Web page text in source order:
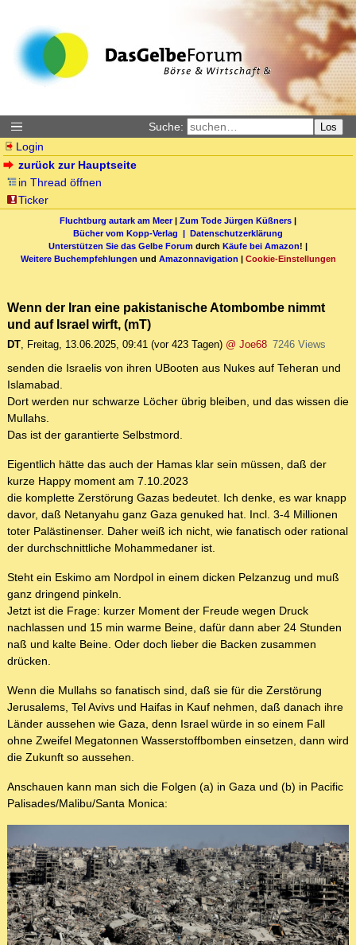
Suche: Los
Login
zurück zur Hauptseite
in Thread öffnen
Ticker
Fluchtburg autark am Meer| Zum Tode Jürgen Küßners |
Bücher vom Kopp-Verlag | Datenschutzerklärung
Unterstützen Sie das Gelbe Forum durch Käufe bei Amazon! |
Weitere Buchempfehlungen und Amazonnavigation | Cookie-Einstellungen
Wenn der Iran eine pakistanische Atombombe nimmt
und auf Israel wirft, (mT)
DT, Freitag, 13.06.2025, 09:41 (vor 423 Tagen) @ Joe68 7246 Views
senden die Israelis von ihren UBooten aus Nukes auf Teheran und
Islamabad.
Dort werden nur schwarze Löcher übrig bleiben, und das wissen die
Mullahs.
Das ist der garantierte Selbstmord.
Eigentlich hätte das auch der Hamas klar sein müssen, daß der
kurze Happy moment am 7.10.2023
die komplette Zerstörung Gazas bedeutet. Ich denke, es war knapp
davor, daß Netanyahu ganz Gaza genuked hat. Incl. 3-4 Millionen
toter Palästinenser. Daher weiß ich nicht, wie fanatisch oder rational
der durchschnittliche Mohammedaner ist.
Steht ein Eskimo am Nordpol in einem dicken Pelzanzug und muß
ganz dringend pinkeln.
Jetzt ist die Frage: kurzer Moment der Freude wegen Druck
nachlassen und 15 min warme Beine, dafür dann aber 24 Stunden
naß und kalte Beine. Oder doch lieber die Backen zusammen
drücken.
Wenn die Mullahs so fanatisch sind, daß sie für die Zerstörung
Jerusalems, Tel Avivs und Haifas in Kauf nehmen, daß danach ihre
Länder aussehen wie Gaza, denn Israel würde in so einem Fall
ohne Zweifel Megatonnen Wasserstoffbomben einsetzen, dann wird
die Zukunft so aussehen.
Anschauen kann man sich die Folgen (a) in Gaza und (b) in Pacific
Palisades/Malibu/Santa Monica: